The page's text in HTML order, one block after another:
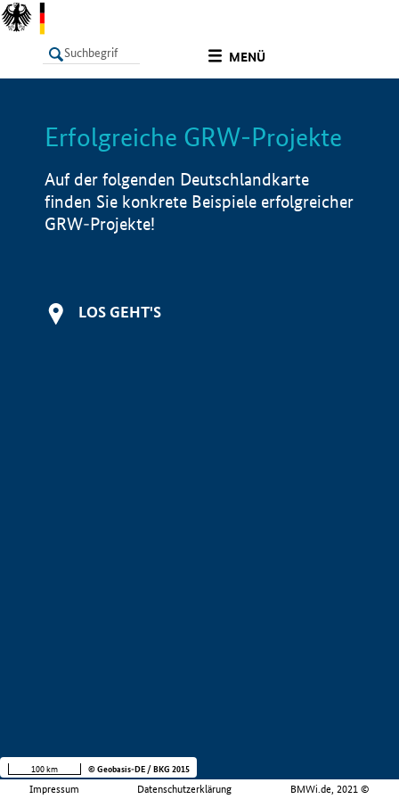
MENÜ
LISTE Info
Erfolgreiche GRW-Projekte
Auf der folgenden Deutschlandkarte
finden Sie konkrete Beispiele erfolgreicher
GRW-Projekte!
LOS GEHT'S
Impressum Datenschutzerklärung BMWi.de, 2021 ©
100 km © Geobasis-DE / BKG 2015